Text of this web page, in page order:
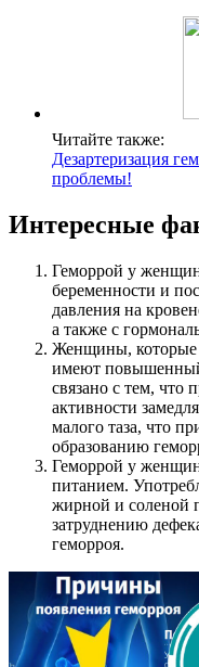
Читайте также:
Дезартеризация
проблемы!
Интересные
Геморрой у женщин
беременности и
давления на
а также с
Женщины, которые
имеют повышенный
связано с тем, что
активности
малого таза, что
образованию
Геморрой у
питанием.
жирной и соленой
затруднению
геморроя.